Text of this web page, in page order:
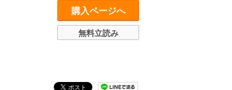
購入ページへ
無料立読み